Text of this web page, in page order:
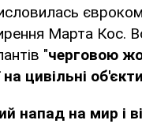
Марта Кос.
"черговою
цивільні
напад на мир і